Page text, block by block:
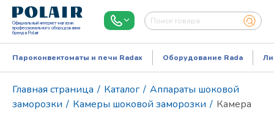
Официальный интернет-магазин
профессионального оборудования
бренда Polair
Пароконвектоматы и печи Radax Оборудование Rada
Главная страница / Каталог / Аппараты шоковой
заморозки / Камеры шоковой заморозки / Камера